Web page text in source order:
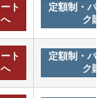
ト
へ
定額制・バリ
ク購
ト
へ
定額制・バリ
ク購